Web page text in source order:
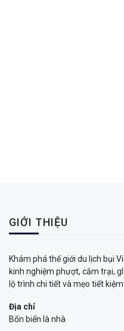
GIỚI THIỆU
Khám phá thế giới du lịch bụi
kinh nghiệm phượt, cắm trại,
lộ trình chi tiết và mẹo tiết
Địa chỉ
Bốn biển là nhà